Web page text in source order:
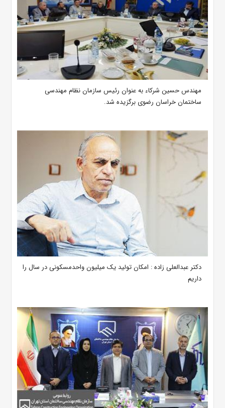
مهندس حسین شرکاء به عنوان رئیس سازمان نظام مهندسی
ساختمان خراسان رضوی برگزیده شد.
دکتر عبدالعلی زاده : امکان تولید یک میلیون واحدمسکونی در سال را
داریم